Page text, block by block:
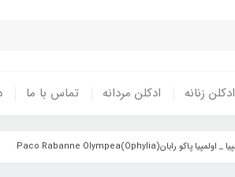
ادکلن زنانه ادکلن مردانه تماس با ما